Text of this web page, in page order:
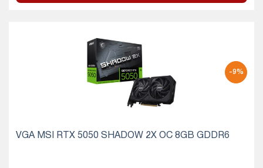
-9%
VGA MSI RTX 5050 SHADOW 2X OC 8GB GDDR6